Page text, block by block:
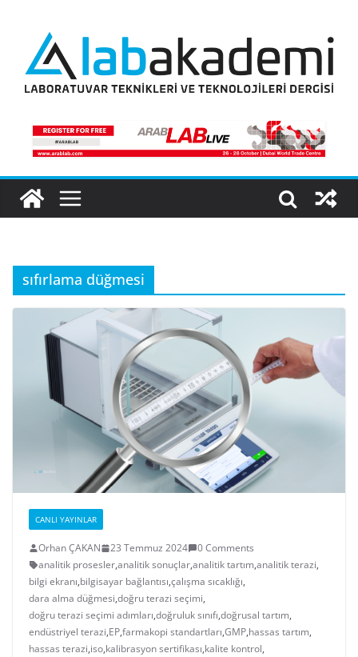
content
sıfırlama düğmesi
CANLI YAYINLAR
Orhan ÇAKAN 23 Temmuz 2024
0 Comments
analitik prosesler,analitik sonuçlar,analitik tartım,analitik terazi,
bilgi ekranı,bilgisayar bağlantısı,çalışma sıcaklığı,
dara alma düğmesi,doğru terazi seçimi,
doğru terazi seçimi adımları,doğruluk sınıfı,doğrusal tartım,
endüstriyel terazi,EP,farmakopi standartları,GMP,hassas tartım,
hassas terazi,iso,kalibrasyon sertifikası,kalite kontrol,